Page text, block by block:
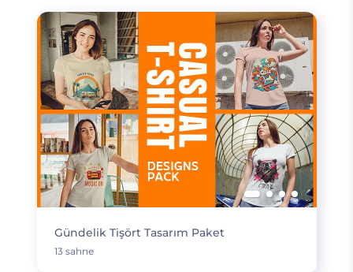
Gündelik Tişört Tasarım Paket
13 sahne